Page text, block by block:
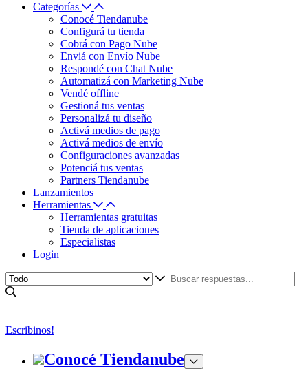
Categorías
Conocé Tiendanube
Configurá tu tienda
Cobrá con Pago Nube
Enviá con Envío Nube
Respondé con Chat Nube
Automatizá con Marketing Nube
Vendé offline
Gestioná tus ventas
Personalizá tu diseño
Activá medios de pago
Activá medios de envío
Configuraciones avanzadas
Potenciá tus ventas
Partners Tiendanube
Lanzamientos
Herramientas
Herramientas gratuitas
Tienda de aplicaciones
Especialistas
Login
Escribinos!
Conocé Tiendanube